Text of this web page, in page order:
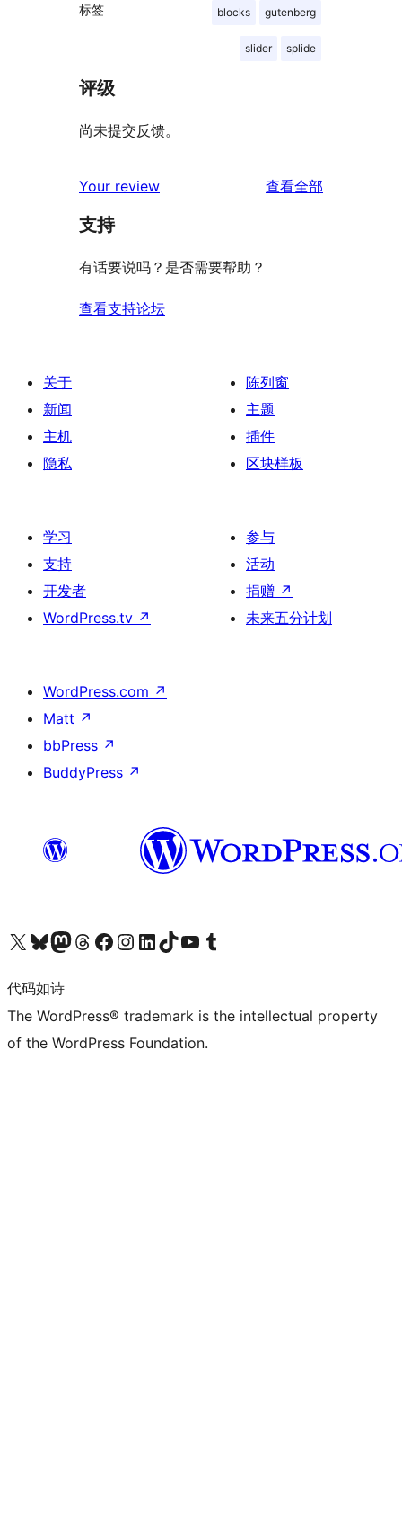
标签 blocks gutenberg
slider splide
评级
尚未提交反馈。
Your review 查看全部
支持
有话要说吗？是否需要帮助？
查看支持论坛
关于
新闻
主机
隐私
陈列窗
主题
插件
区块样板
学习
支持
开发者
WordPress.tv ↗
参与
活动
捐赠 ↗
未来五分计划
WordPress.com ↗
Matt ↗
bbPress ↗
BuddyPress ↗
关注我们的 X（原 Twitter）账号访问我们的 Bluesky 账号关注我们的 Mastodon 账号访问我们的 Threads 账号 访问我们的 Facebook 公共主页关注我们的 Instagram 账号 关注我们的 LinkedIn 主页访问我们的 TikTok 账号访问我们的 YouTube 频道 访问我们的 Tumblr 账号
代码如诗
The WordPress® trademark is the intellectual property
of the WordPress Foundation.